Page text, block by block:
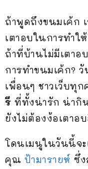
ถ้าพูดถึงขนมเค้ก
เตาอบในการทำใ
ถ้าที่บ้านไม่มีเตาอ
การทำขนมเค้ก?
เพื่อนๆ ชาวเว็บทุก
รี ที่ทั้งน่ารัก น่ากิ
ยังไม่ต้องง้อเตาอ
โดนเมนูในวันนี้จ
คุณ ป้ามารายห์ ซึ่